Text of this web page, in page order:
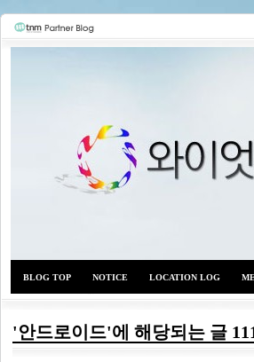
BLOG TOP NOTICE LOCATION LOG
'안드로이드'에 해당되는 글